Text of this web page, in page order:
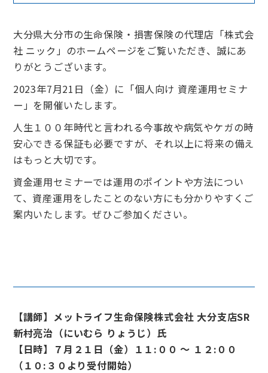
大分県大分市の生命保険・損害保険の代理店「株式会
社 ニック」のホームページをご覧いただき、誠にあ
りがとうございます。
2023年7月21日（金）に「個人向け 資産運用セミナ
ー」を開催いたします。
人生１００年時代と言われる今事故や病気やケガの時
安心できる保証も必要ですが、それ以上に将来の備え
はもっと大切です。
資金運用セミナーでは運用のポイントや方法につい
て、資産運用をしたことのない方にも分かりやすくご
案内いたします。ぜひご参加ください。
【講師】メットライフ生命保険株式会社 大分支店SR
新村亮治（にいむら りょうじ）氏
【日時】７月２１日（金）１１:００ ～ １２:００
（１０:３０より受付開始）